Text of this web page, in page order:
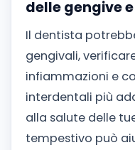
delle gengive
Il dentista
gengivali,
infiammazioni e
interdentali più
alla salute delle
tempestivo può